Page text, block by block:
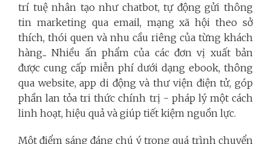
trí tuệ nhân tạo như chatbot, tự động gửi thông
tin marketing qua email, mạng xã hội theo sở
thích, thói quen và nhu cầu riêng của từng khách
hàng... Nhiều ấn phẩm của các đơn vị xuất bản
được cung cấp miễn phí dưới dạng ebook, thông
qua website, app di động và thư viện điện tử, góp
phần lan tỏa tri thức chính trị - pháp lý một cách
linh hoạt, hiệu quả và giúp tiết kiệm nguồn lực.
Một điểm sáng đáng chú ý trong quá trình chuyển